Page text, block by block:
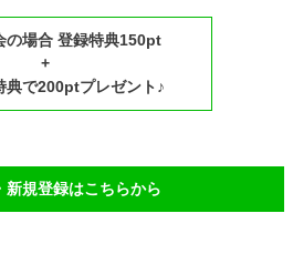
の場合 登録特典150pt
+
典で200ptプレゼント♪
新規登録はこちらから